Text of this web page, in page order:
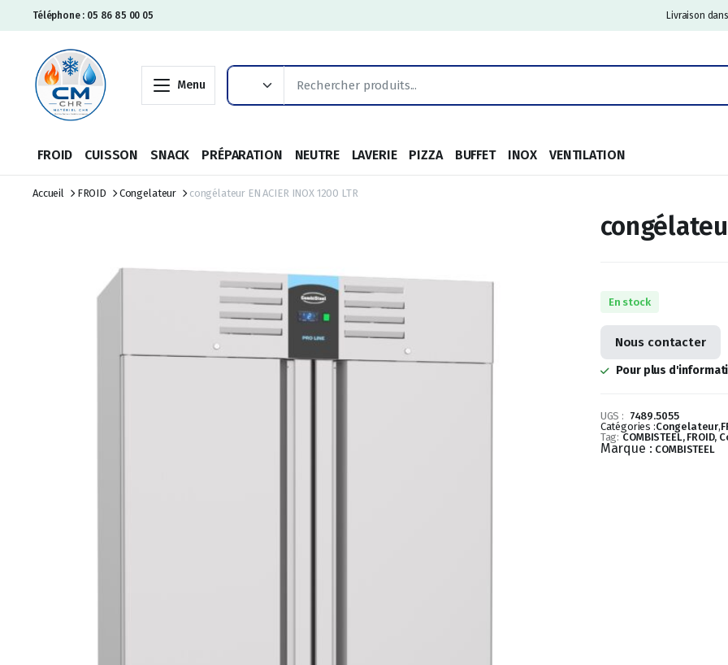
Téléphone : 05 86 85 00 05 Livraison
Menu
FROID CUISSON SNACK PRÉPARATION NEUTRE LAVERIE PIZZA BUFFET INOX VENTILATION
Accueil FROID Congelateur congélateur EN ACIER INOX 1200 LTR
En stock
Nous contacter
Pour plus
UGS : 7489.5055
Catégories :Congelateur,
Tag: COMBISTEEL,
Marque : COMBISTEEL